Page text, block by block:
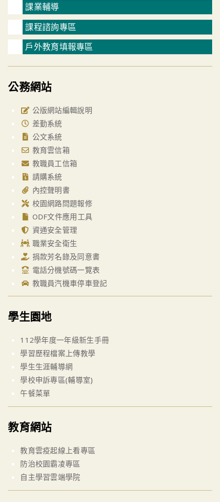
課業輔導
課程諮詢專區
戶外教育填報專區
公務網站
公版網站編輯說明
差勤系統
公文系統
教育雲信箱
教職員工信箱
請購系統
內控聲明書
校園網路問題報修
ODF文件應用工具
資通安全管理
職業安全衛生
捐款芳名錄及同意書
電話分機號碼一覽表
教職員汽機車停車登記
學生園地
112學年度一年級新生手冊
學習歷程檔案上傳教學
學生生涯輔導網
學校申訴專區(輔導室)
午餐菜單
教育網站
教育雲疫起線上看專區
防治校園霸凌專區
自主學習雲端學院